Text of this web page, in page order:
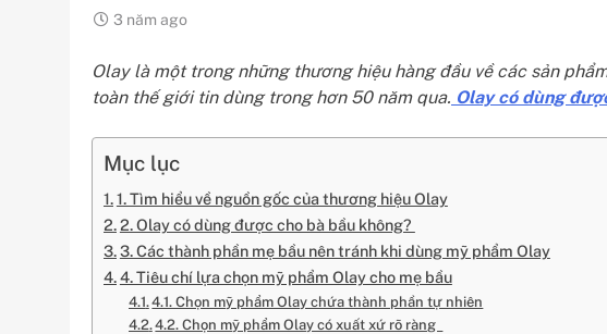
3 năm ago
Olay là một trong những thương hiệu hàng đầu về các sản
toàn thế giới tin dùng trong hơn 50 năm qua. Olay có dùng
Mục lục
1. Tìm hiểu về nguồn gốc của thương hiệu Olay
2. Olay có dùng được cho bà bầu không?
3. Các thành phần mẹ bầu nên tránh khi dùng mỹ phẩm Olay
4. Tiêu chí lựa chọn mỹ phẩm Olay cho mẹ bầu
4.1. Chọn mỹ phẩm Olay chứa thành phần tự nhiên
4.2. Chọn mỹ phẩm Olay có xuất xứ rõ ràng